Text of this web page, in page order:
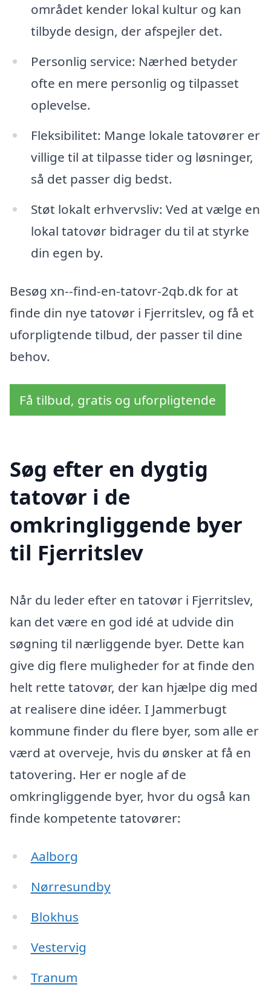
området kender lokal kultur og kan
tilbyde design, der afspejler det.
Personlig service: Nærhed betyder
ofte en mere personlig og tilpasset
oplevelse.
Fleksibilitet: Mange lokale tatovører er
villige til at tilpasse tider og løsninger,
så det passer dig bedst.
Støt lokalt erhvervsliv: Ved at vælge en
lokal tatovør bidrager du til at styrke
din egen by.
Besøg xn--find-en-tatovr-2qb.dk for at
finde din nye tatovør i Fjerritslev, og få et
uforpligtende tilbud, der passer til dine
behov.
Få tilbud, gratis og uforpligtende
Søg efter en dygtig
tatovør i de
omkringliggende byer
til Fjerritslev
Når du leder efter en tatovør i Fjerritslev,
kan det være en god idé at udvide din
søgning til nærliggende byer. Dette kan
give dig flere muligheder for at finde den
helt rette tatovør, der kan hjælpe dig med
at realisere dine idéer. I Jammerbugt
kommune finder du flere byer, som alle er
værd at overveje, hvis du ønsker at få en
tatovering. Her er nogle af de
omkringliggende byer, hvor du også kan
finde kompetente tatovører:
Aalborg
Nørresundby
Blokhus
Vestervig
Tranum